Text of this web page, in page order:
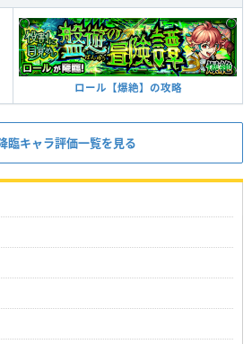
ロール【爆絶】の攻略
臨キャラ評価一覧を見る